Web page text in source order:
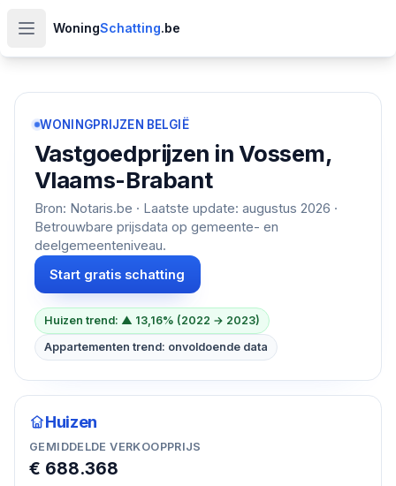
Open hoofdmenu
WoningSchatting.be
WONINGPRIJZEN BELGIË
Vastgoedprijzen inVossem,
Vlaams-Brabant
Bron: Notaris.be · Laatste update: augustus 2026 ·
Betrouwbare prijsdata op gemeente- en
deelgemeenteniveau.
Start gratis schatting
Huizen trend: ▲ 13,16% (2022 → 2023)
Appartementen trend: onvoldoende data
Huizen
GEMIDDELDE VERKOOPPRIJS
€ 688.368